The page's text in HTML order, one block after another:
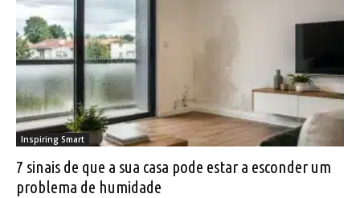
Inspiring Smart
7 sinais de que a sua casa pode estar a esconder um
problema de humidade